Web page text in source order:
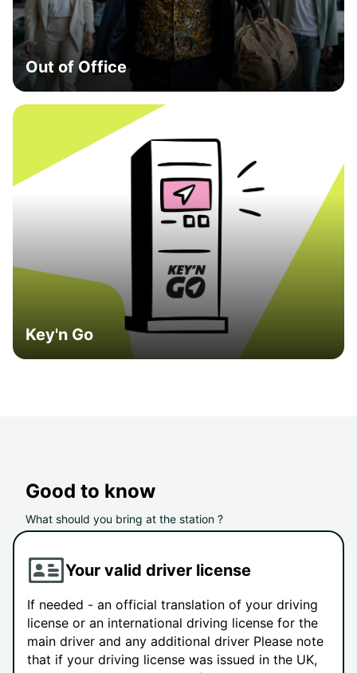
Out of Office
Key'n Go
Good to know
What should you bring at the station ?
Your valid driver license
If needed - an official translation of your driving
license or an international driving license for the
main driver and any additional driver Please note
that if your driving license was issued in the UK,